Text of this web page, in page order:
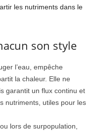
les nutriments dans le
son style
l’eau, empêche
la chaleur. Elle ne
garantit un flux continu et
nutriments, utiles pour les
lors de surpopulation,